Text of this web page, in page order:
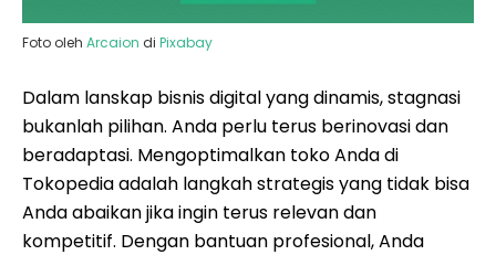
Foto oleh Arcaion di Pixabay
Dalam lanskap bisnis digital yang dinamis, stagnasi
bukanlah pilihan. Anda perlu terus berinovasi dan
beradaptasi. Mengoptimalkan toko Anda di
Tokopedia adalah langkah strategis yang tidak bisa
Anda abaikan jika ingin terus relevan dan
kompetitif. Dengan bantuan profesional, Anda